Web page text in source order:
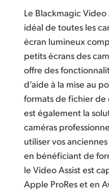
Le Blackmagic
idéal de toutes les
écran lumineux
petits écrans des
offre des
d’aide à la mise au
formats de fichier de
est également la
caméras
utiliser vos
en bénéficiant de
le Video Assist est
Apple ProRes et en